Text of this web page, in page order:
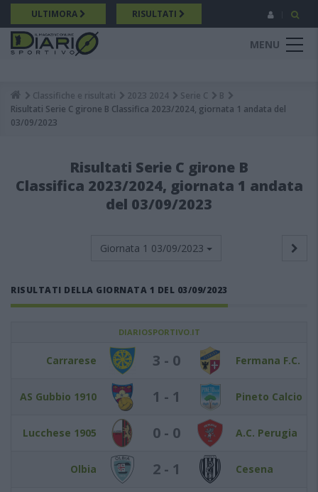
Salta
al
contenuto
principale
ULTIMORA RISULTATI
MENU
Breadcrumb
Classifiche e risultati 2023 2024 Serie C
B
Risultati Serie C girone B Classifica 2023/2024, giornata 1 andata del
03/09/2023
Risultati Serie C girone B
Classifica 2023/2024, giornata 1 andata
del 03/09/2023
Giornata 1 03/09/2023
RISULTATI DELLA GIORNATA 1 DEL 03/09/2023
DIARIOSPORTIVO.IT
Carrarese 3 - 0 Fermana F.C.
AS Gubbio 1910 1 - 1 Pineto Calcio
Lucchese 1905 0 - 0 A.C. Perugia
Olbia 2 - 1 Cesena